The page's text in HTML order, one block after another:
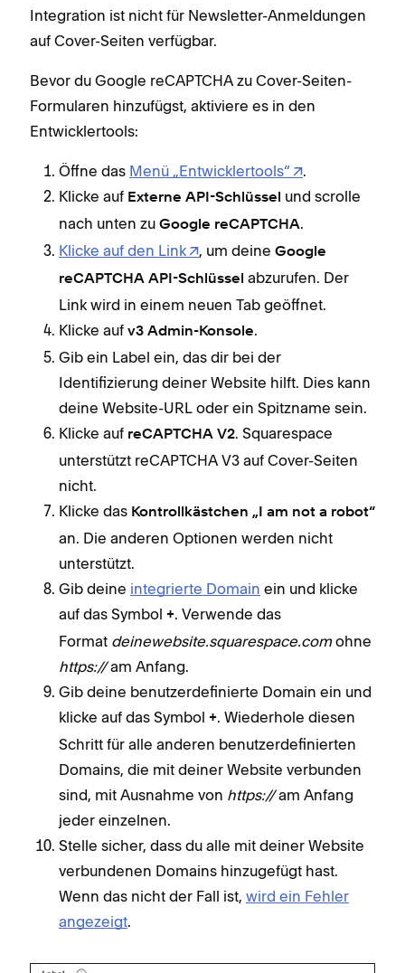
Integration ist nicht für Newsletter-Anmeldungen
auf Cover-Seiten verfügbar.
Bevor du Google reCAPTCHA zu Cover-Seiten-
Formularen hinzufügst, aktiviere es in den
Entwicklertools:
Öffne das Menü „Entwicklertools“
.
Klicke auf Externe API-Schlüssel und scrolle
nach unten zu Google reCAPTCHA.
Klicke auf den Link
, um deine Google
reCAPTCHA API-Schlüssel abzurufen. Der
Link wird in einem neuen Tab geöffnet.
Klicke auf v3 Admin-Konsole.
Gib ein Label ein, das dir bei der
Identifizierung deiner Website hilft. Dies kann
deine Website-URL oder ein Spitzname sein.
Klicke auf reCAPTCHA V2. Squarespace
unterstützt reCAPTCHA V3 auf Cover-Seiten
nicht.
Klicke das Kontrollkästchen „I am not a robot“
an. Die anderen Optionen werden nicht
unterstützt.
Gib deine integrierte Domain ein und klicke
auf das Symbol +. Verwende das
Format deinewebsite.squarespace.comohne
https://am Anfang.
Gib deine benutzerdefinierte Domain ein und
klicke auf das Symbol +. Wiederhole diesen
Schritt für alle anderen benutzerdefinierten
Domains, die mit deiner Website verbunden
sind, mit Ausnahme von https://am Anfang
jeder einzelnen.
Stelle sicher, dass du alle mit deiner Website
verbundenen Domains hinzugefügt hast.
Wenn das nicht der Fall ist, wird ein Fehler
angezeigt.